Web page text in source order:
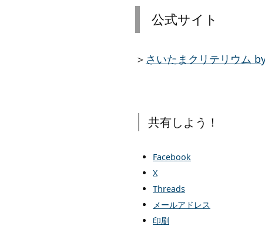
公式サイト
＞ さいたまクリテリウム
共有しよう！
Facebook
X
Threads
メールアドレス
印刷